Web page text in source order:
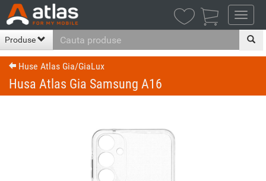
Produse
Huse Atlas Gia/GiaLux
Husa Atlas Gia Samsung A16